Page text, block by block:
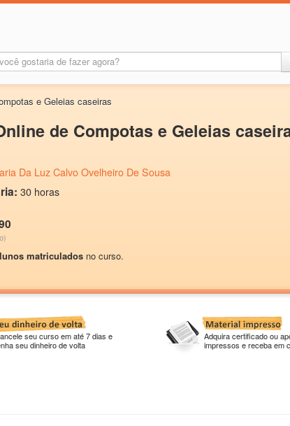
e Geleias caseiras
de Compotas e Geleias
Da Luz Calvo Ovelheiro De Sousa
30 horas
matriculados no curso.
seu curso em até 7 dias e
seu dinheiro de volta
Adquira certificado ou
impressos e receba em